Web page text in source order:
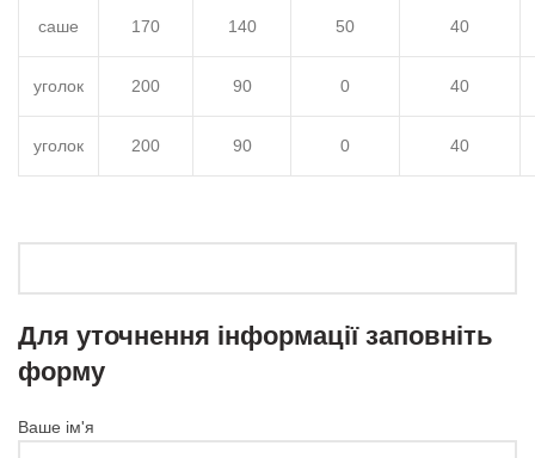
саше 170 140 50 40
уголок 200 90 0 40
уголок 200 90 0 40
Для уточнення інформації заповніть
форму
Ваше ім'я